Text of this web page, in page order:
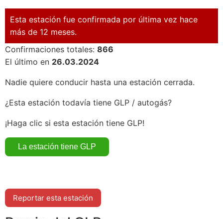
Esta estación fue confirmada por última vez hace
más de 12 meses.
Confirmaciones totales: 866
El último en 26.03.2024
Nadie quiere conducir hasta una estación cerrada.
¿Esta estación todavía tiene GLP / autogás?
¡Haga clic si esta estación tiene GLP!
Reportar esta estación